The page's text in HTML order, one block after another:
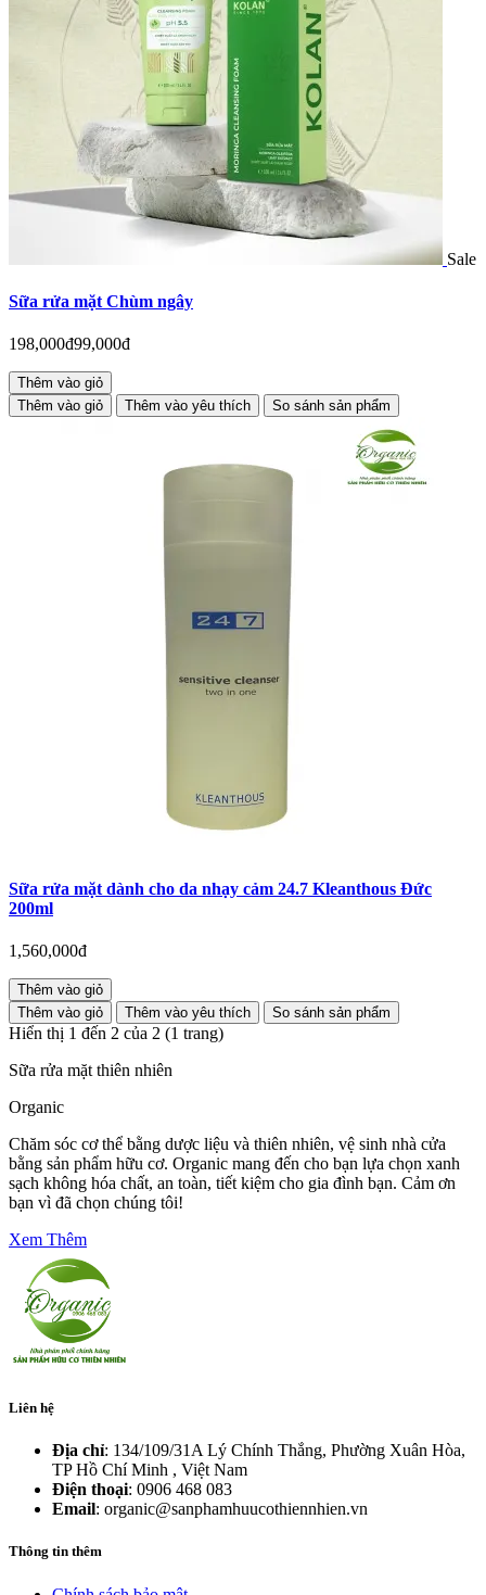
Sale
Sữa rửa mặt Chùm ngây
198,000đ99,000đ
Thêm vào giỏ
Thêm vào giỏ
Thêm vào yêu thích So sánh sản phẩm
Sữa rửa mặt dành cho da nhạy cảm 24.7 Kleanthous Đức
200ml
1,560,000đ
Thêm vào giỏ
Thêm vào giỏ
Thêm vào yêu thích So sánh sản phẩm
Hiển thị 1 đến 2 của 2 (1 trang)
Sữa rửa mặt thiên nhiên
Organic
Chăm sóc cơ thể bằng dược liệu và thiên nhiên, vệ sinh nhà cửa
bằng sản phẩm hữu cơ. Organic mang đến cho bạn lựa chọn xanh
sạch không hóa chất, an toàn, tiết kiệm cho gia đình bạn. Cảm ơn
bạn vì đã chọn chúng tôi!
Xem Thêm
Liên hệ
Địa chỉ: 134/109/31A Lý Chính Thắng, Phường Xuân Hòa,
TP Hồ Chí Minh , Việt Nam
Điện thoại: 0906 468 083
Email: organic@sanphamhuucothiennhien.vn
Thông tin thêm